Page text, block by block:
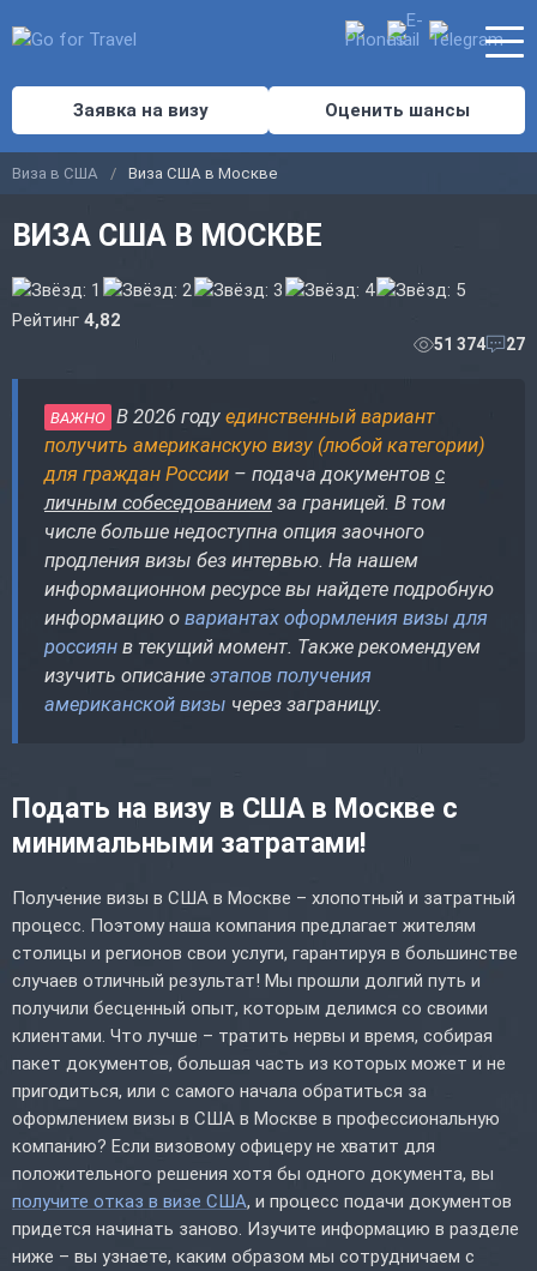
Заявка на визу Оценить шансы
Виза в США Виза США в Москве
ВИЗА США В МОСКВЕ
Рейтинг 4,82
51 374 27
ВАЖНО В 2026 году единственный вариант
получить американскую визу (любой категории)
для граждан России – подача документов с
личным собеседованием за границей. В том
числе больше недоступна опция заочного
продления визы без интервью. На нашем
информационном ресурсе вы найдете подробную
информацию о вариантах оформления визы для
россиян в текущий момент. Также рекомендуем
изучить описание этапов получения
американской визы через заграницу.
Подать на визу в США в Москве с
минимальными затратами!
Получение визы в США в Москве – хлопотный и затратный
процесс. Поэтому наша компания предлагает жителям
столицы и регионов свои услуги, гарантируя в большинстве
случаев отличный результат! Мы прошли долгий путь и
получили бесценный опыт, которым делимся со своими
клиентами. Что лучше – тратить нервы и время, собирая
пакет документов, большая часть из которых может и не
пригодиться, или с самого начала обратиться за
оформлением визы в США в Москве в профессиональную
компанию? Если визовому офицеру не хватит для
положительного решения хотя бы одного документа, вы
получите отказ в визе США, и процесс подачи документов
придется начинать заново. Изучите информацию в разделе
ниже – вы узнаете, каким образом мы сотрудничаем с